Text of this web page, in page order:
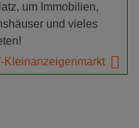
um Immobilien,
und vieles
Kleinanzeigenmarkt